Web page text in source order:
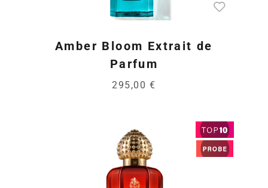
Amber Bloom Extrait de
Parfum
295,00 €